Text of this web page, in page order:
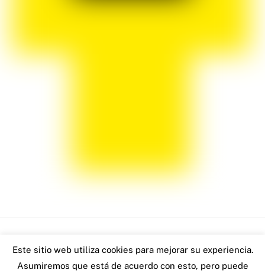
Back
To
www.robertoblach.com - 2026
Este sitio web utiliza cookies para mejorar su experiencia.
Asumiremos que está de acuerdo con esto, pero puede